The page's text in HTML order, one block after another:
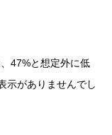
47%と想定外に低
示がありませんでし